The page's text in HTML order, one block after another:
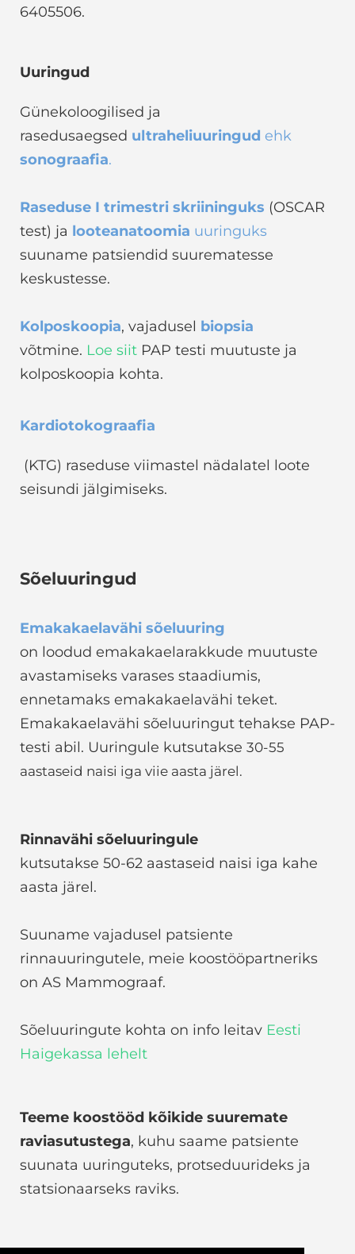
6405506.
Uuringud
Günekoloogilised ja
rasedusaegsed ultraheliuuringud ehk
sonograafia.
Raseduse I trimestri skriininguks (OSCAR
test) ja looteanatoomia uuringuks
suuname patsiendid suurematesse
keskustesse.
Kolposkoopia, vajadusel biopsia
võtmine. Loe siit PAP testi muutuste ja
kolposkoopia kohta.
Kardiotokograafia
(KTG) raseduse viimastel nädalatel loote
seisundi jälgimiseks.
Sõeluuringud
Emakakaelavähi sõeluuring
on loodud emakakaelarakkude muutuste
avastamiseks varases staadiumis,
ennetamaks emakakaelavähi teket.
Emakakaelavähi sõeluuringut tehakse PAP-
testi abil. Uuringule kutsutakse 30-55
aastaseid naisi iga viie aasta järel.
Rinnavähi sõeluuringule
kutsutakse 50-62 aastaseid naisi iga kahe
aasta järel.
Suuname vajadusel patsiente
rinnauuringutele, meie koostööpartneriks
on AS Mammograaf.
Sõeluuringute kohta on info leitav Eesti
Haigekassa lehelt
Teeme koostööd kõikide suuremate
raviasutustega, kuhu saame patsiente
suunata uuringuteks, protseduurideks ja
statsionaarseks raviks.